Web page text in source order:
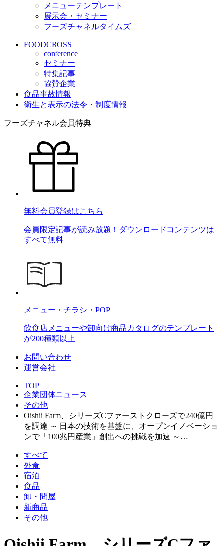
メニューテンプレート
展示会・セミナー
フーズチャネルタイムズ
FOODCROSS
conference
セミナー
特集記事
協賛企業
食品事故情報
衛生と表示の法令・制度情報
フーズチャネル会員特典
無料会員登録はこちら
会員限定記事が読み放題！ダウンロードコンテンツは
すべて無料
メニュー・チラシ・POP
飲食店メニューや卸向け商品カタログのテンプレート
が200種類以上
お問い合わせ
運営会社
TOP
企業団体ニュース
その他
Oishii Farm、シリーズCファーストクローズで240億円
を調達 ～ 日本の技術を基盤に、オープンイノベーショ
ンで「100兆円産業」創出への挑戦を加速 ～…
すべて
外食
宿泊
食品
卸・問屋
新商品
その他